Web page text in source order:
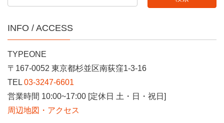
INFO / ACCESS
TYPEONE
〒167-0052 東京都杉並区南荻窪1-3-16
TEL 03-3247-6601
営業時間 10:00~17:00 [定休日 土・日・祝日]
周辺地図・アクセス